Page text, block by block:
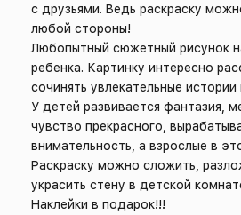
с друзьями. Ведь раскраску
любой стороны!
Любопытный сюжетный рисунок
ребенка. Картинку интересно
сочинять увлекательные истории
У детей развивается фантазия,
чувство прекрасного,
внимательность, а взрослые в
Раскраску можно сложить,
украсить стену в детской
Наклейки в подарок!!!